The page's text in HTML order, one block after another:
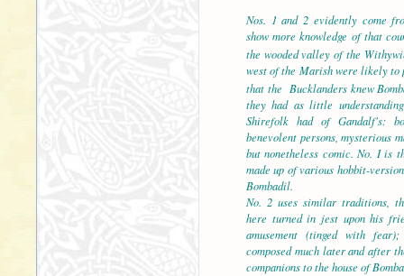
Nos. 1 and 2 evidently come
show more knowledge of that
the wooded valley of the
west of the Marish were likely to
that the Bucklanders knew
they had as little
Shirefolk had of Gandalf's:
benevolent persons, mysterious
but nonetheless comic. No. I is
made up of various hobbit-
Bombadil.
No. 2 uses similar traditions,
here turned in jest upon his
amusement (tinged with
composed much later and after
companions to the house of